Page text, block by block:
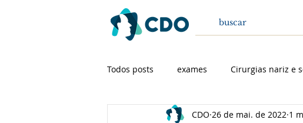
Todos posts exames Cirurgias nariz e
Cirurgia de cabeça e pescoço
CDO 26 de mai. de 2022 1